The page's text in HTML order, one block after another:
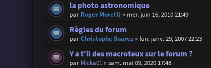
la photo astronomique
par Roger Moretti » mer. juin 16, 2010 21:49
Règles du forum
parChristophe Suarez» lun. janv. 29, 2007 22:23
Y a t'il des macroteux sur le forum ?
par Micka01» sam. mai 09, 2020 17:48